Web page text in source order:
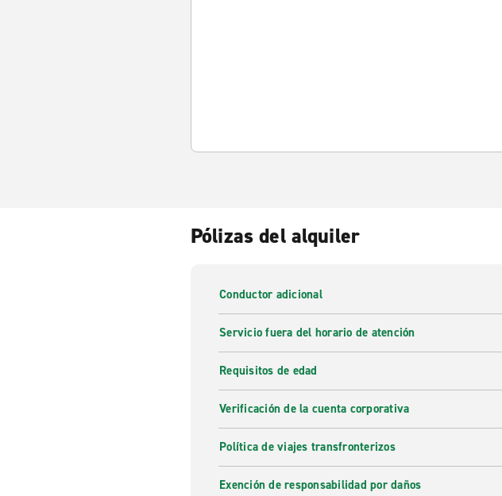
Pólizas del alquiler
Conductor adicional
Servicio fuera del horario de atención
Requisitos de edad
Verificación de la cuenta corporativa
Política de viajes transfronterizos
Exención de responsabilidad por daños